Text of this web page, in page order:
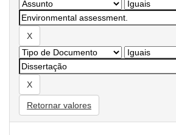
Retornar valores